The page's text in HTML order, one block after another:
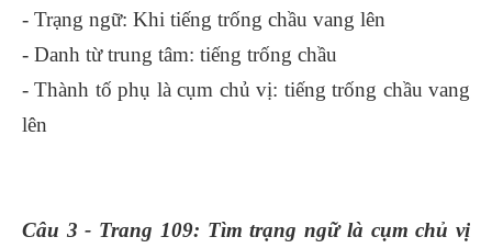
- Trạng ngữ: Khi tiếng trống chầu vang lên
- Danh từ trung tâm: tiếng trống chầu
- Thành tố phụ là cụm chủ vị: tiếng trống chầu vang
lên
Câu 3 - Trang 109: Tìm trạng ngữ là cụm chủ vị